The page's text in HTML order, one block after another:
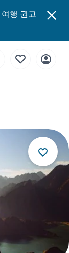
여행 권고